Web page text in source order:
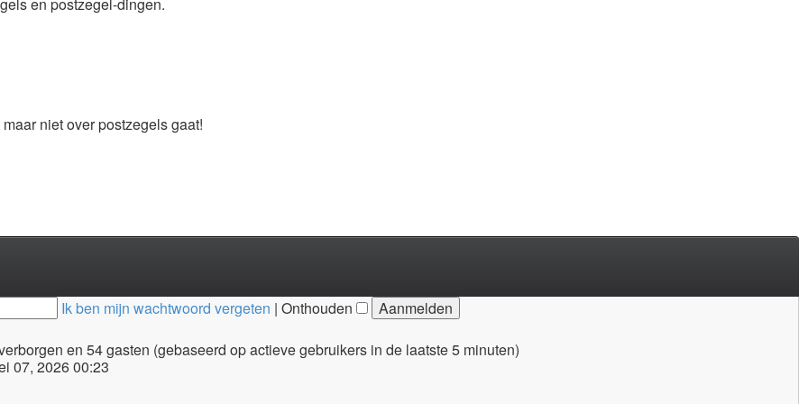
niet over postzegels gaat!
Ik ben mijn wachtwoord vergeten | Onthouden
en 54 gasten (gebaseerd op actieve gebruikers in de laatste 5 minuten)
07, 2026 00:23